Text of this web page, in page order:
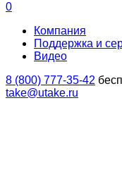
0
Компания
Поддержка и
Видео
8 (800) 777-35-42
take@utake.ru